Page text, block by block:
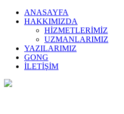
ANASAYFA
HAKKIMIZDA
HIZMETLERIMIZ
UZMANLARIMIZ
YAZILARIMIZ
GONG
İLETIŞIM